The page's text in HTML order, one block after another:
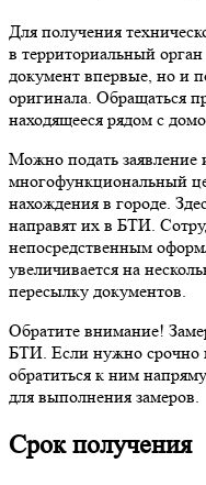
Для получения
в территориальный
документ впервые, но и
оригинала. Обращаться
находящееся рядом с
Можно подать заявление
многофункциональный
нахождения в городе.
направят их в БТИ.
непосредственным
увеличивается на
пересылку документов.
Обратите внимание!
БТИ. Если нужно срочно
обратиться к ним
для выполнения замеров.
Срок получения